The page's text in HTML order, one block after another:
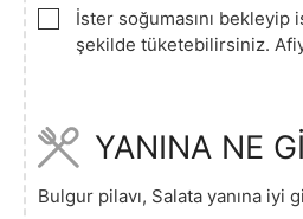
▢
İster soğumasını bekleyip
şekilde tüketebilirsiniz.
YANINA NE
Bulgur pilavı, Salata yanına iyi